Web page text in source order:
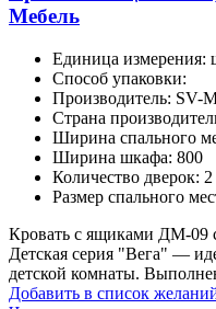
Мебель
Единица измерения:
Способ упаковки:
Производитель: SV-
Страна
Ширина спального
Ширина шкафа: 800
Количество дверок: 2
Размер спального
Кровать с ящиками ДМ-09
Детская серия "Вега" —
детской комнаты.
Добавить в список